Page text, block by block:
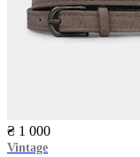
₴ 1 000
Vintage